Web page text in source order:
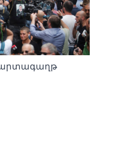
արտագաղթ